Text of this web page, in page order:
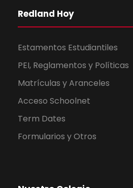
Redland Hoy
Estamentos Estudiantiles
PEI, Reglamentos y Políticas
Matrículas y Aranceles
Acceso Schoolnet
Term Dates
Formularios y Otros